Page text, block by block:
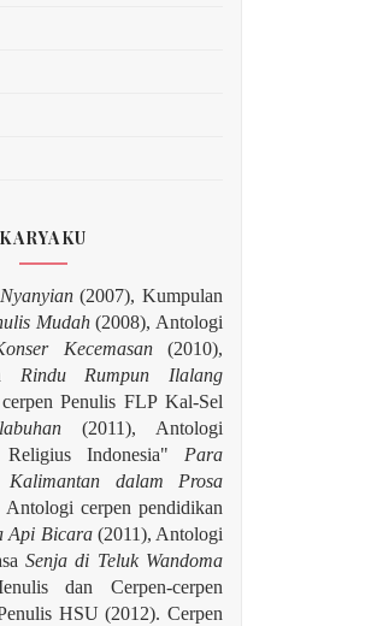
KARYAKU
(2007), Kumpulan
Mudah(2008), Antologi
Kecemasan(2010),
Rindu Rumpun Ilalang
Penulis FLP Kal-Sel
(2011), Antologi
Indonesia" Para
Kalimantan dalam Prosa
Antologi cerpen pendidikan
Api Bicara (2011), Antologi
Senja di Teluk Wandoma
dan Cerpen-cerpen
HSU (2012). Cerpen